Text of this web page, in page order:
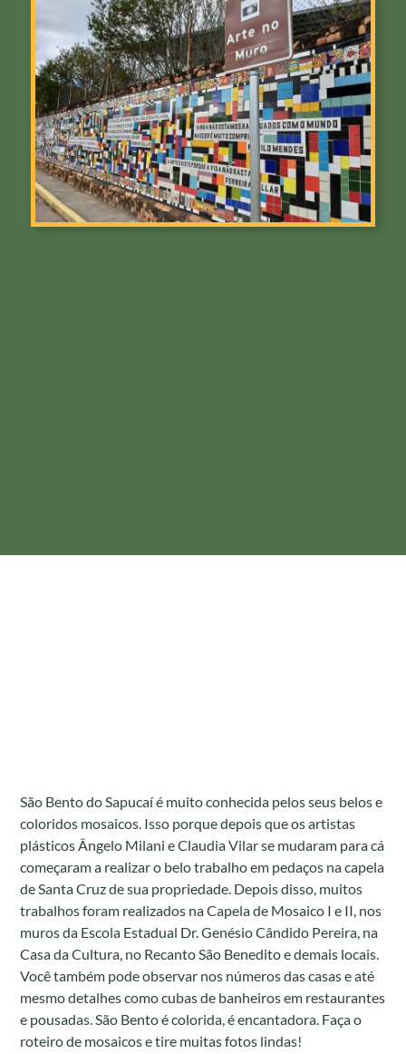
São Bento do Sapucaí é muito conhecida pelos seus belos e
coloridos mosaicos. Isso porque depois que os artistas
plásticos Ângelo Milani e Claudia Vilar se mudaram para cá
começaram a realizar o belo trabalho em pedaços na capela
de Santa Cruz de sua propriedade. Depois disso, muitos
trabalhos foram realizados na Capela de Mosaico I e II, nos
muros da Escola Estadual Dr. Genésio Cândido Pereira, na
Casa da Cultura, no Recanto São Benedito e demais locais.
Você também pode observar nos números das casas e até
mesmo detalhes como cubas de banheiros em restaurantes
e pousadas. São Bento é colorida, é encantadora. Faça o
roteiro de mosaicos e tire muitas fotos lindas!